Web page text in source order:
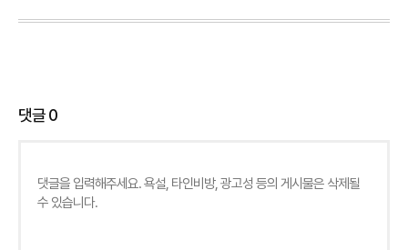
댓글0